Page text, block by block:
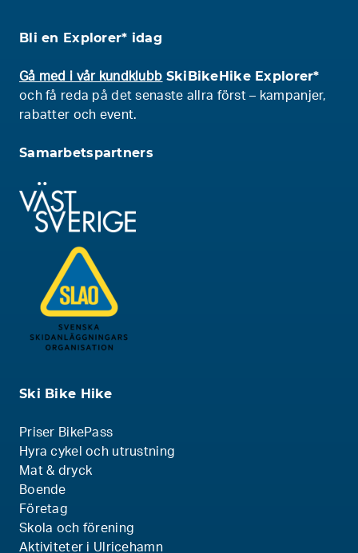
Bli en Explorer* idag
Gå med i vår kundklubb SkiBikeHike Explorer*
och få reda på det senaste allra först – kampanjer,
rabatter och event.
Samarbetspartners
Ski Bike Hike
Priser BikePass
Hyra cykel och utrustning
Mat & dryck
Boende
Företag
Skola och förening
Aktiviteter i Ulricehamn